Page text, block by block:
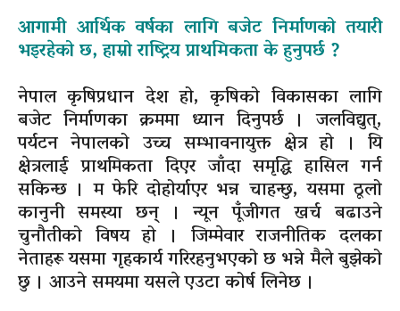
आगामी आर्थिक वर्षका लागि बजेट निर्माणको तयारी
भइरहेको छ, हाम्रो राष्ट्रिय प्राथमिकता के हुनुपर्छ ?
नेपाल कृषिप्रधान देश हो, कृषिको विकासका लागि
बजेट निर्माणका क्रममा ध्यान दिनुपर्छ । जलविद्युत्,
पर्यटन नेपालको उच्च सम्भावनायुक्त क्षेत्र हो । यि
क्षेत्रलाई प्राथमिकता दिएर जाँदा समृद्धि हासिल गर्न
सकिन्छ । म फेरि दोहोर्याएर भन्न चाहन्छु, यसमा ठूलो
कानुनी समस्या छन् । न्यून पूँजीगत खर्च बढाउने
चुनौतीको विषय हो । जिम्मेवार राजनीतिक दलका
नेताहरू यसमा गृहकार्य गरिरहनुभएको छ भन्ने मैले बुझेको
छु । आउने समयमा यसले एउटा कोर्ष लिनेछ ।